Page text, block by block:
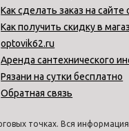
Как сделать заказ на сайте
Как получить скидку в
optovik62.ru
Аренда сантехнического
Рязани на сутки бесплатно
Обратная связь
точках. Вся